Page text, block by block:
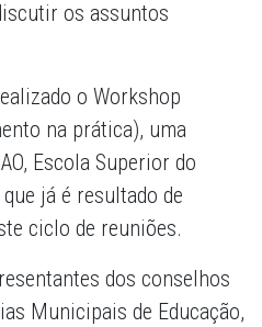
os assuntos
o Workshop
na prática), uma
Escola Superior do
que já é resultado de
ciclo de reuniões.
dos conselhos
Municipais de Educação,